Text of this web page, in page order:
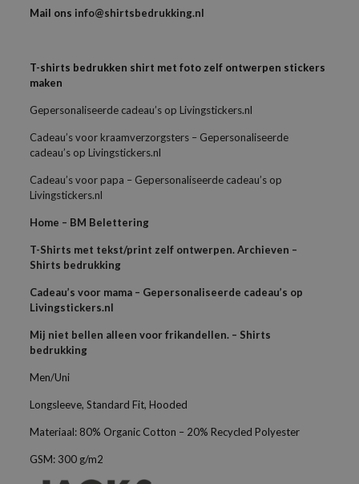
Mail ons info@shirtsbedrukking.nl
T-shirts bedrukken shirt met foto zelf ontwerpen stickers
maken
Gepersonaliseerde cadeau’s op Livingstickers.nl
Cadeau’s voor kraamverzorgsters – Gepersonaliseerde
cadeau’s op Livingstickers.nl
Cadeau’s voor papa – Gepersonaliseerde cadeau’s op
Livingstickers.nl
Home – BM Belettering
T-Shirts met tekst/print zelf ontwerpen. Archieven –
Shirts bedrukking
Cadeau’s voor mama – Gepersonaliseerde cadeau’s op
Livingstickers.nl
Mij niet bellen alleen voor frikandellen. – Shirts
bedrukking
Men/Uni
Longsleeve, Standard Fit, Hooded
Materiaal: 80% Organic Cotton – 20% Recycled Polyester
GSM: 300 g/m2